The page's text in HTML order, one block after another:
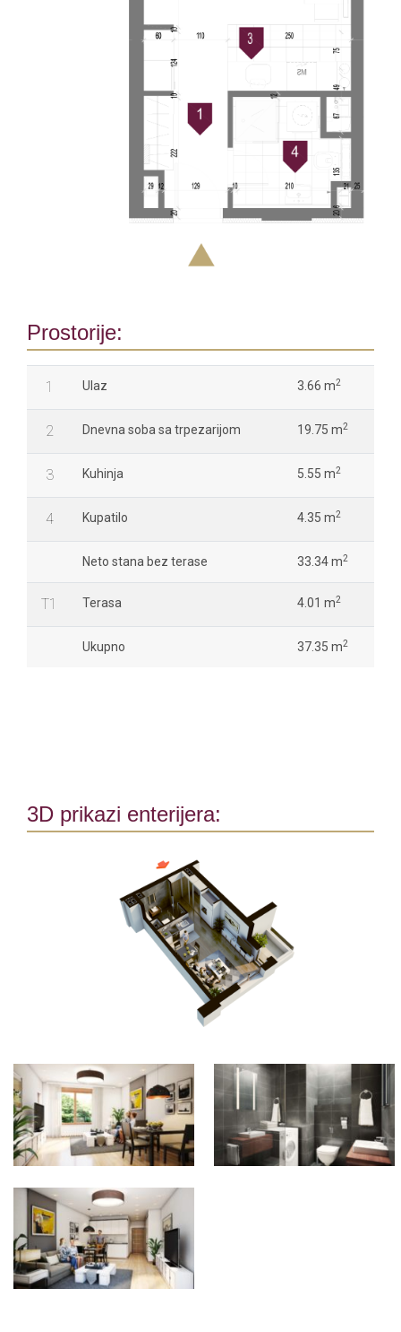
Prostorije:
1 Ulaz 3.66 m2
2 Dnevna soba sa trpezarijom 19.75 m2
3 Kuhinja 5.55 m2
4 Kupatilo 4.35 m2
Neto stana bez terase 33.34 m2
T1 Terasa 4.01 m2
Ukupno 37.35 m2
3D prikazi enterijera: